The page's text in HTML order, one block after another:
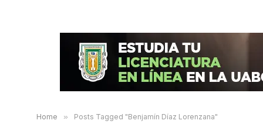
Home » Posts Tagged "Benjamín Díaz Lorenzana"